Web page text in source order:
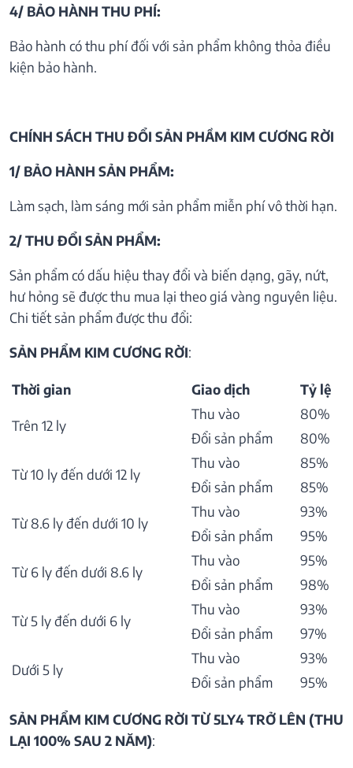
4/ BẢO HÀNH THU PHÍ:
Bảo hành có thu phí đối với sản phẩm không thỏa điều
kiện bảo hành.
CHÍNH SÁCH THU ĐỔI SẢN PHẦM KIM CƯƠNG RỜI
1/ BẢO HÀNH SẢN PHẨM:
Làm sạch, làm sáng mới sản phẩm miễn phí vô thời hạn.
2/ THU ĐỔI SẢN PHẨM:
Sản phẩm có dấu hiệu thay đổi và biến dạng, gãy, nứt,
hư hỏng sẽ được thu mua lại theo giá vàng nguyên liệu.
Chi tiết sản phẩm được thu đổi:
SẢN PHẨM KIM CƯƠNG RỜI:
Thời gian Giao dịch Tỷ lệ
Trên 12 ly
Thu vào
80%
Đổi sản phẩm
80%
Từ 10 ly đến dưới 12 ly
Thu vào
85%
Đổi sản phẩm
85%
Từ 8.6 ly đến dưới 10 ly
Thu vào
93%
Đổi sản phẩm
95%
Từ 6 ly đến dưới 8.6 ly
Thu vào
95%
Đổi sản phẩm
98%
Từ 5 ly đến dưới 6 ly
Thu vào
93%
Đổi sản phẩm
97%
Dưới 5 ly
Thu vào
93%
Đổi sản phẩm
95%
SẢN PHẨM KIM CƯƠNG RỜI TỪ 5LY4 TRỞ LÊN (THU
LẠI 100% SAU 2 NĂM):